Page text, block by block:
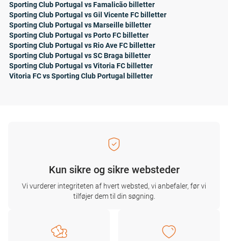
Sporting Club Portugal vs Famalicão billetter
Sporting Club Portugal vs Gil Vicente FC billetter
Sporting Club Portugal vs Marseille billetter
Sporting Club Portugal vs Porto FC billetter
Sporting Club Portugal vs Rio Ave FC billetter
Sporting Club Portugal vs SC Braga billetter
Sporting Club Portugal vs Vitoria FC billetter
Vitoria FC vs Sporting Club Portugal billetter
Kun sikre og sikre websteder
Vi vurderer integriteten af ​​hvert websted, vi anbefaler, før vi
tilføjer dem til din søgning.